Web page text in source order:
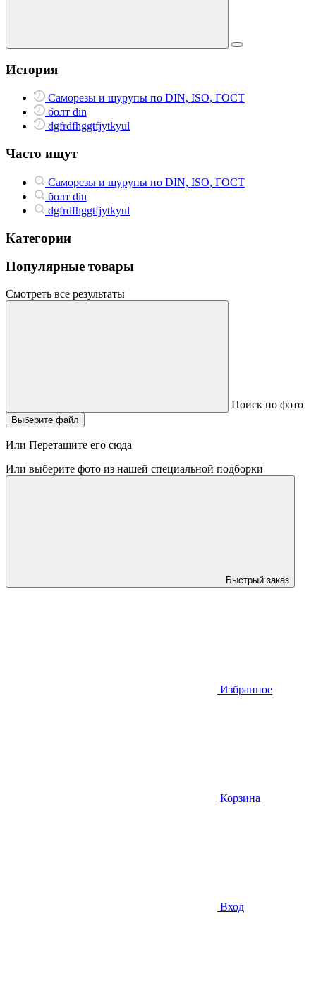
История
Саморезы и шурупы по DIN, ISO, ГОСТ
болт din
dgfrdfhggtfjytkyul
Часто ищут
Саморезы и шурупы по DIN, ISO, ГОСТ
болт din
dgfrdfhggtfjytkyul
Категории
Популярные товары
Смотреть все результаты
Поиск по фото
Выберите файл
Или Перетащите его сюда
Или выберите фото из нашей специальной подборки
Быстрый заказ
Избранное
Корзина
Вход